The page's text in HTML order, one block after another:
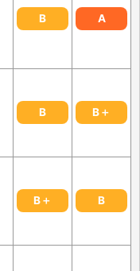
B A
B B＋
B＋ B